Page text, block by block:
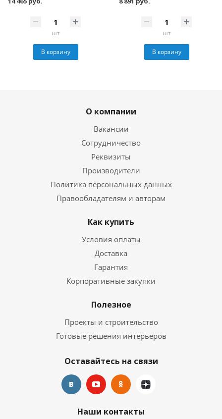
шт
В корзину
шт
В корзину
О компании
Вакансии
Сотрудничество
Реквизиты
Производители
Политика персональных данных
Правообладателям и авторам
Как купить
Условия оплаты
Доставка
Гарантия
Корпоративные закупки
Полезное
Проекты и строительство
Готовые решения интерьеров
Оставайтесь на связи
Наши контакты